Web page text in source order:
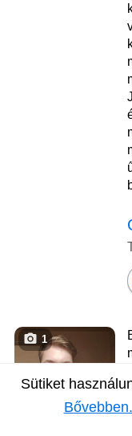
1
Sütiket
Bővebben.